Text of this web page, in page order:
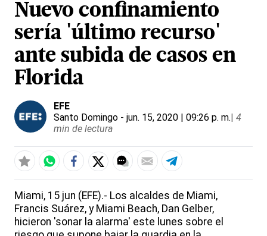
Nuevo confinamiento
sería 'último recurso'
ante subida de casos en
Florida
EFE
Santo Domingo - jun. 15, 2020 | 09:26 p. m.| 4
min de lectura
Miami, 15 jun (EFE).- Los alcaldes de Miami,
Francis Suárez, y Miami Beach, Dan Gelber,
hicieron 'sonar la alarma' este lunes sobre el